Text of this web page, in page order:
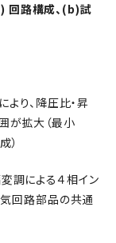
回路構成、(b)試
より、降圧比・昇
が拡大（最小
）
調による４相イン
回路部品の共通